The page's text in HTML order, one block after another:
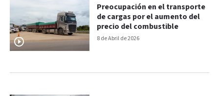
8 de Abril de 2026
Preocupación en el transporte
de cargas por el aumento del
precio del combustible